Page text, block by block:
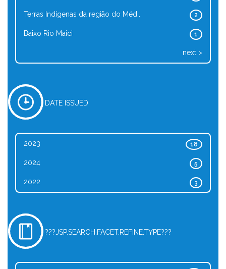
2
Terras Indígenas da região do Méd...
1
Baixo Rio Maici
next >
DATE ISSUED
18
2023
5
2024
3
2022
???JSP.SEARCH.FACET.REFINE.TYPE???